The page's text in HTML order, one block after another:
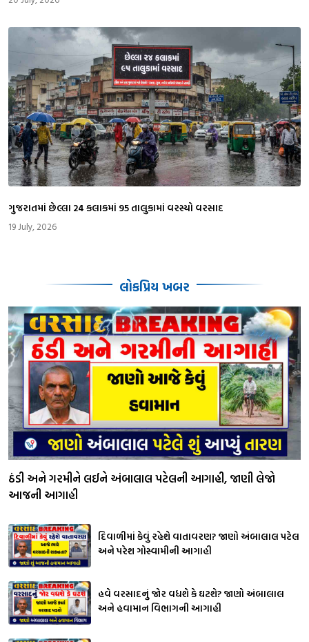
ગુજરાતમાં છેલ્લા 24 કલાકમાં 95 તાલુકામાં વરસ્યો વરસાદ
19 July, 2026
લોકપ્રિય ખબર
ઠંડી અને ગરમીને લઈને અંબાલાલ પટેલની આગાહી, જાણી લેજો
આજની આગાહી
દિવાળીમાં કેવું રહેશે વાતાવરણ? જાણો અંબાલાલ પટેલ
અને પરેશ ગોસ્વામીની આગાહી
હવે વરસાદનું જોર વધશે કે ઘટશે? જાણો અંબાલાલ
અને હવામાન વિભાગની આગાહી